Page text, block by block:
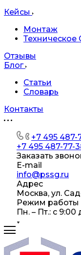
Кейсы
Монтаж
Отзывы
Блог
Статьи
Словарь
Контакты
+7 495 487-
+7 495 487-77-
Заказать
E-mail
info@pssg.ru
Адрес
Москва, ул.
Режим работы
Пн. – Пт.: с 9:00